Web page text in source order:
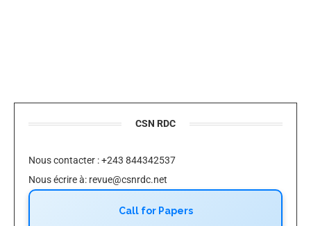
CSN RDC
Nous contacter : +243 844342537
Nous écrire à: revue@csnrdc.net
Call for Papers